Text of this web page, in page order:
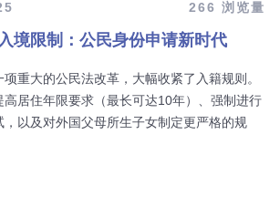
266 浏览量
境限制：公民身份申请新时代
重大的公民法改革，大幅收紧了入籍规则。
高居住年限要求（最长可达10年）、强制进行
，以及对外国父母所生子女制定更严格的规